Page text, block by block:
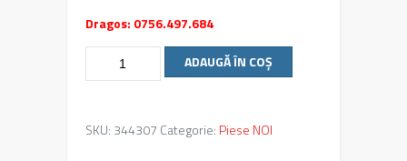
Dragos: 0756.497.684
Cantitate
Amortizor
Master
ADAUGĂ ÎN COȘ
SKU: 344307 Categorie: Piese NOI